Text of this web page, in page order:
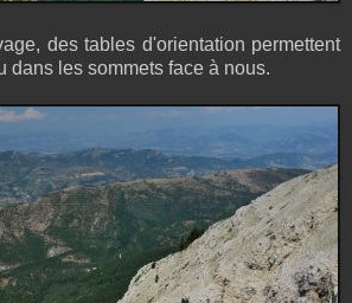
des tables d'orientation permettent
dans les sommets face à nous.